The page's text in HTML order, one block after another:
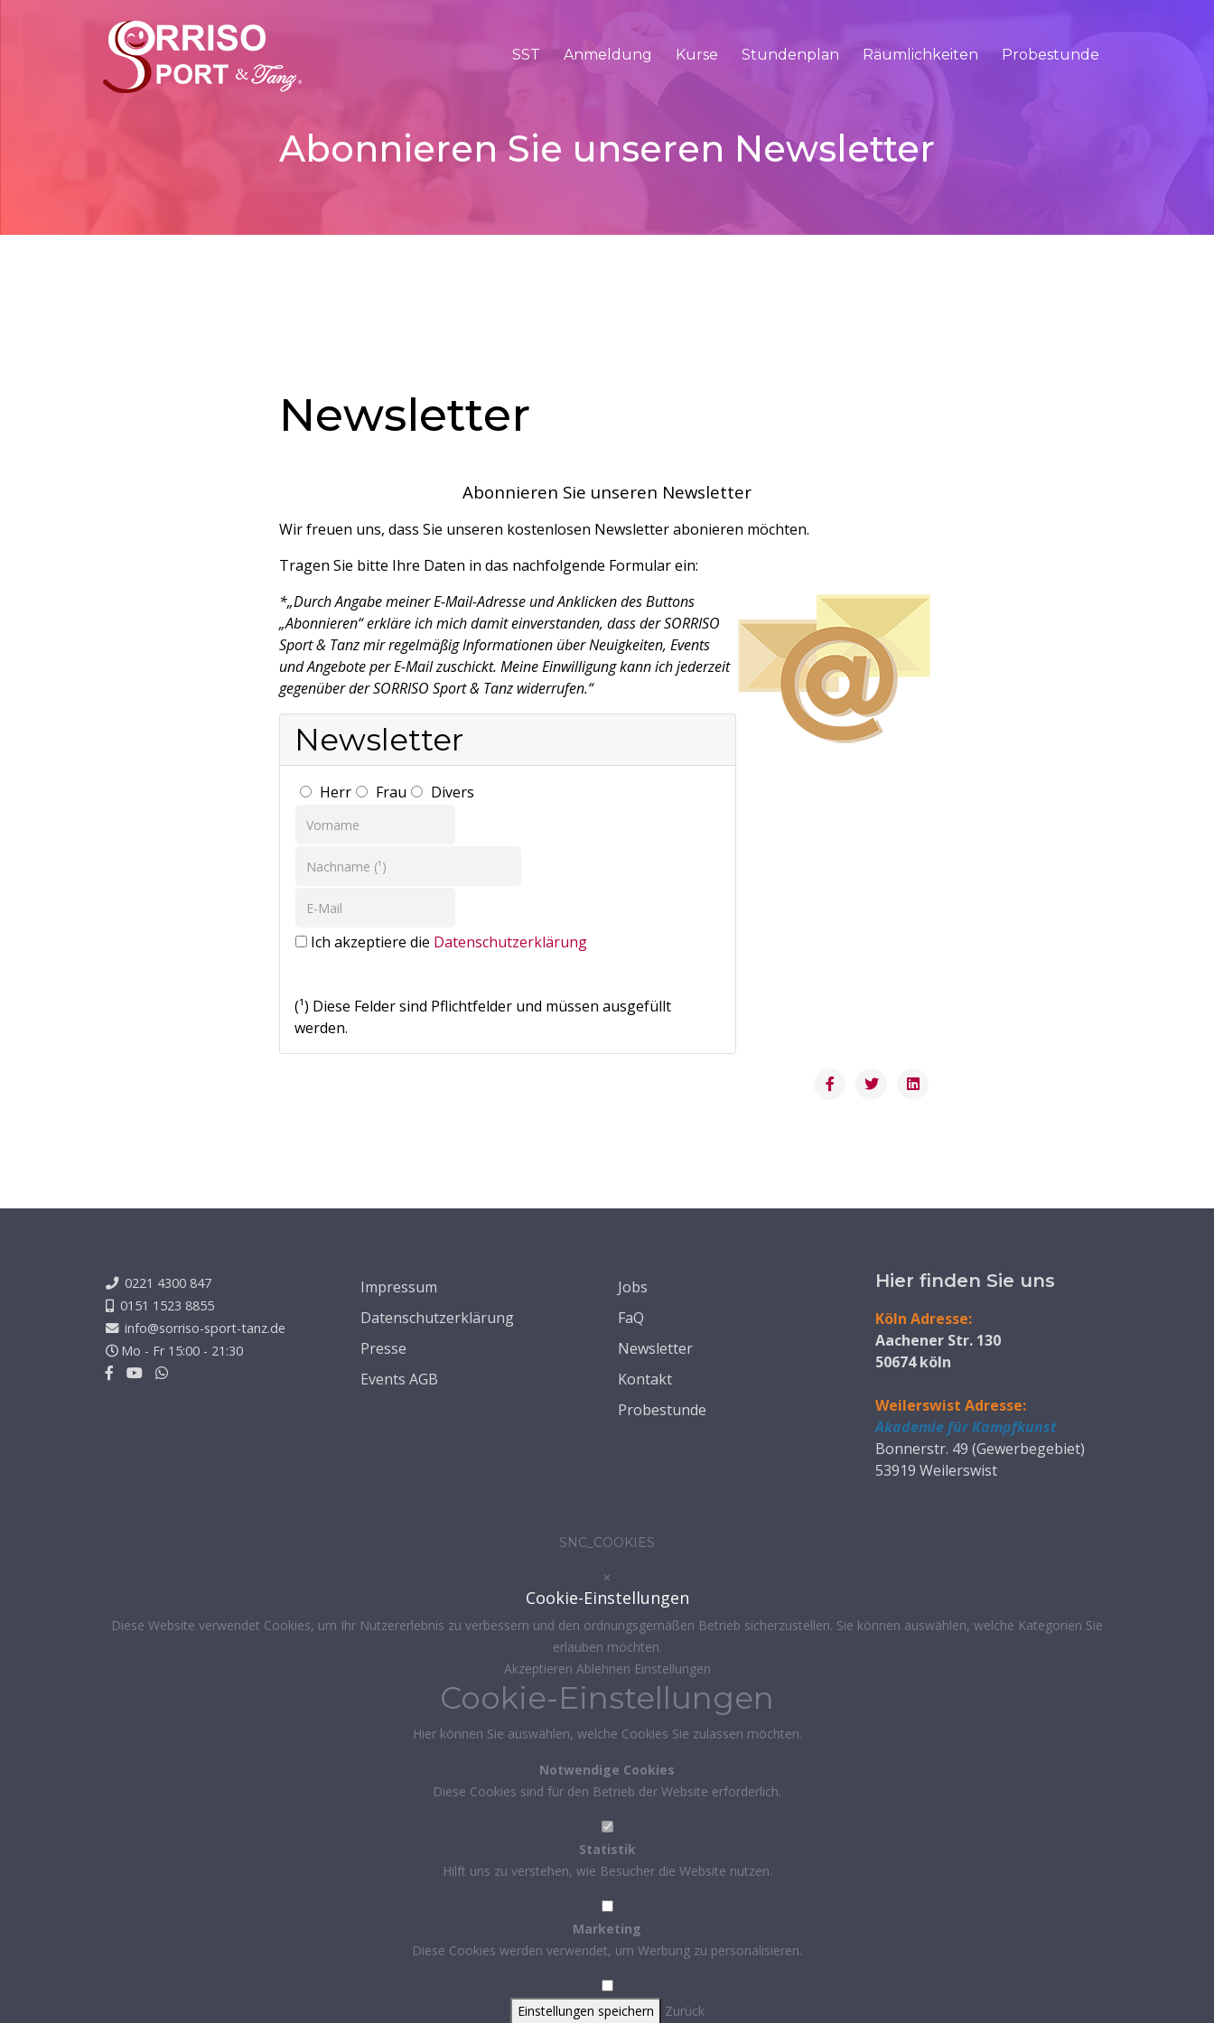
SST Anmeldung Kurse Stundenplan Räumlichkeiten Probestunde
Abonnieren Sie unseren Newsletter
Newsletter
Abonnieren Sie unseren Newsletter
Wir freuen uns, dass Sie unseren kostenlosen Newsletter abonieren möchten.
Tragen Sie bitte Ihre Daten in das nachfolgende Formular ein:
*„Durch Angabe meiner E-Mail-Adresse und Anklicken des Buttons
„Abonnieren“ erkläre ich mich damit einverstanden, dass der SORRISO
Sport & Tanz mir regelmäßig Informationen über Neuigkeiten, Events
und Angebote per E-Mail zuschickt. Meine Einwilligung kann ich jederzeit
gegenüber der SORRISO Sport & Tanz widerrufen.“
Newsletter
Herr Frau Divers
Ich akzeptiere die Datenschutzerklärung
(¹) Diese Felder sind Pflichtfelder und müssen ausgefüllt
werden.
0221 4300 847
0151 1523 8855
info@sorriso-sport-tanz.de
Mo - Fr 15:00 - 21:30
Impressum
Datenschutzerklärung
Presse
Events AGB
Jobs
FaQ
Newsletter
Kontakt
Probestunde
Hier finden Sie uns
Köln Adresse:
Aachener Str. 130
50674 köln
Weilerswist Adresse:
Akademie für Kampfkunst
Bonnerstr. 49 (Gewerbegebiet)
53919 Weilerswist
SNC_COOKIES
×
Cookie-Einstellungen
Diese Website verwendet Cookies, um Ihr Nutzererlebnis zu verbessern und den ordnungsgemäßen Betrieb sicherzustellen. Sie können auswählen, welche Kategorien Sie
erlauben möchten.
Akzeptieren Ablehnen Einstellungen
Cookie-Einstellungen
Hier können Sie auswählen, welche Cookies Sie zulassen möchten.
Notwendige Cookies
Diese Cookies sind für den Betrieb der Website erforderlich.
Statistik
Hilft uns zu verstehen, wie Besucher die Website nutzen.
Marketing
Diese Cookies werden verwendet, um Werbung zu personalisieren.
Einstellungen speichern Zurück